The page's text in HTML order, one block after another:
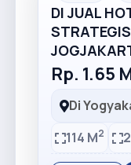
DI JUAL
Rp. 1.65
Di
114 M2